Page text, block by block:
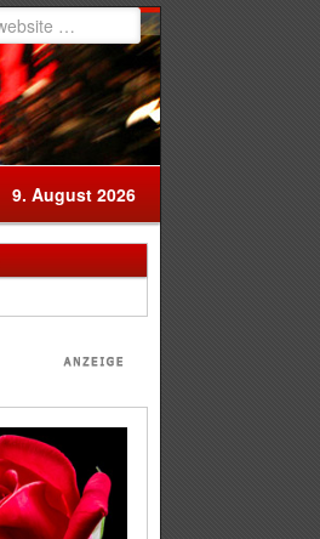
9. August 2026